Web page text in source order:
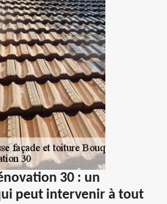
30 : un
peut intervenir à tout